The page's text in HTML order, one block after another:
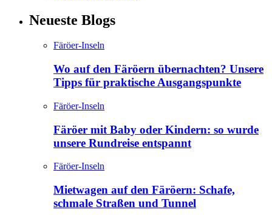
Neueste Blogs
Färöer-Inseln
Wo auf den Färöern übernachten? Unsere
Tipps für praktische Ausgangspunkte
Färöer-Inseln
Färöer mit Baby oder Kindern: so wurde
unsere Rundreise entspannt
Färöer-Inseln
Mietwagen auf den Färöern: Schafe,
schmale Straßen und Tunnel